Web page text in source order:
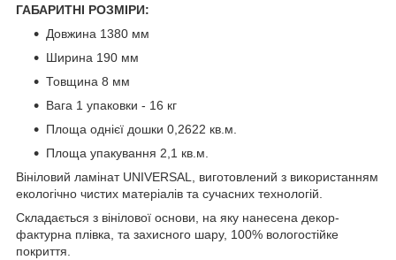
ГАБАРИТНІ РОЗМІРИ:
Довжина 1380 мм
Ширина 190 мм
Товщина 8 мм
Вага 1 упаковки - 16 кг
Площа однієї дошки 0,2622 кв.м.
Площа упакування 2,1 кв.м.
Вініловий ламінат UNIVERSAL, виготовлений з використанням
екологічно чистих матеріалів та сучасних технологій.
Складається з вінілової основи, на яку нанесена декор-
фактурна плівка, та захисного шару, 100% вологостійке
покриття.